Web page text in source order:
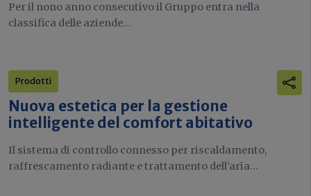
Per il nono anno consecutivo il Gruppo entra nella
classifica delle aziende...
Prodotti
Nuova estetica per la gestione
intelligente del comfort abitativo
Il sistema di controllo connesso per riscaldamento,
raffrescamento radiante e trattamento dell’aria...